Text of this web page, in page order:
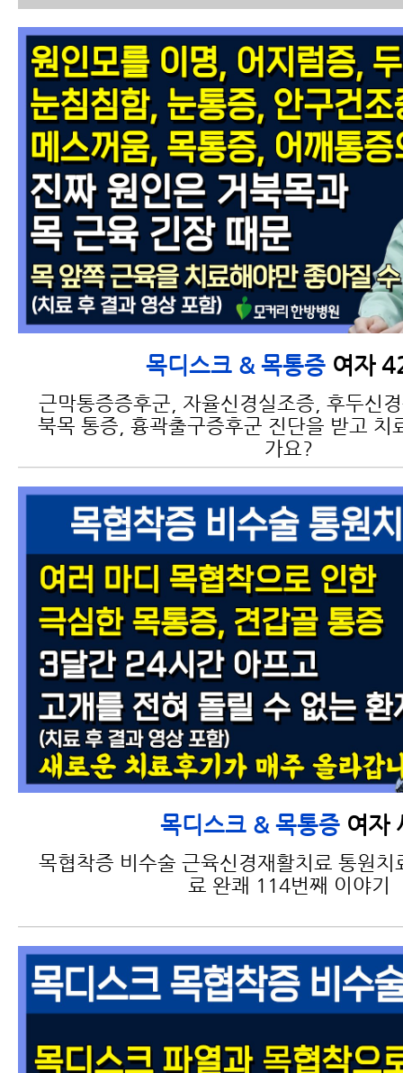
목디스크치료방법, 한방
에서 목디스크를 치료하
는 방법과 증상이 좋아지
는 원리
목디스크운동 절대로 하
지 말아야 할 3가지
목디스크 & 목통증 여자
근막통증증후군, 자율신경실조증, 후두신
북목 통증, 흉곽출구증후군 진단을 받고 치
가요?
목디스크 & 목통증 여자
목협착증 비수술 근육신경재활치료 통원치
료 완쾌 114번째 이야기